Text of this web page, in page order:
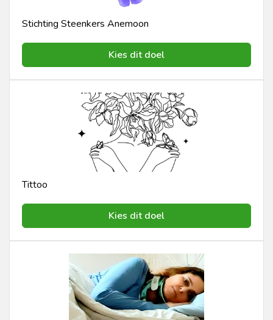
Stichting Steenkers Anemoon
Kies dit doel
Tittoo
Kies dit doel